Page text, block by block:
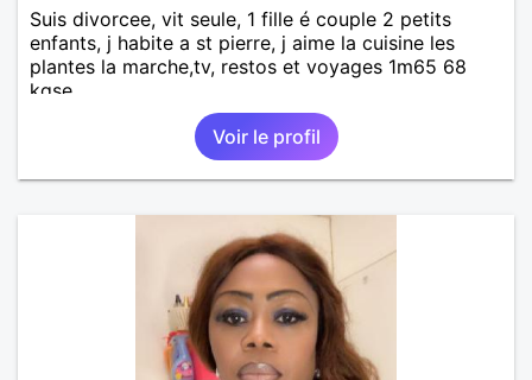
Suis divorcee, vit seule, 1 fille é couple 2 petits
enfants, j habite a st pierre, j aime la cuisine les
plantes la marche,tv, restos et voyages 1m65 68
kgse
Voir le profil